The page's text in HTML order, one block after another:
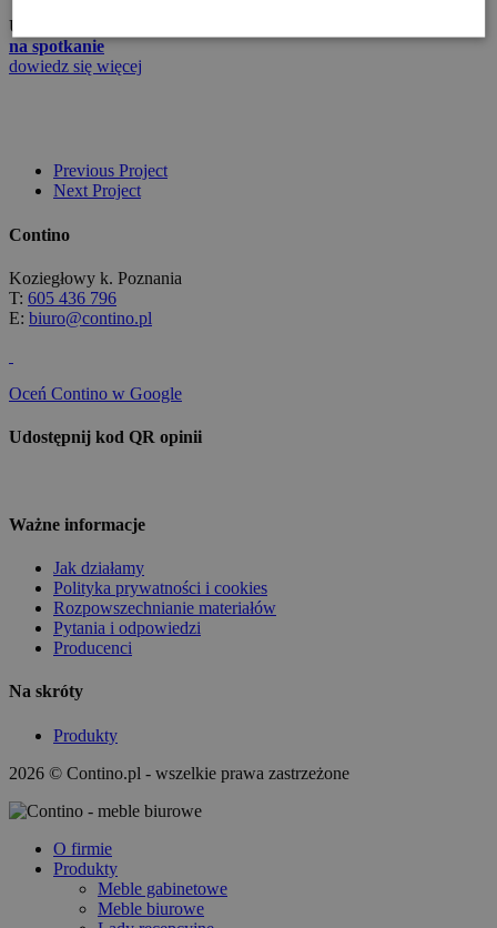
Umów się
na spotkanie
dowiedz się więcej
Previous Project
Next Project
Contino
Koziegłowy k. Poznania
T: 605 436 796
E: biuro@contino.pl
Oceń Contino w Google
Udostępnij kod QR opinii
Ważne informacje
Jak działamy
Polityka prywatności i cookies
Rozpowszechnianie materiałów
Pytania i odpowiedzi
Producenci
Na skróty
Produkty
2026 © Contino.pl - wszelkie prawa zastrzeżone
O firmie
Produkty
Meble gabinetowe
Meble biurowe